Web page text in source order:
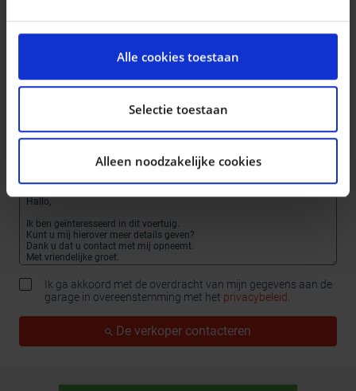
personaliseren, om functies voor social media te
bieden en om ons websiteverkeer te analyseren. Ook
delen we informatie over uw gebruik van onze site met
onze partners voor social media, adverteren en
combineren met andere informatie die u aan ze heeft
verstrekt of die ze hebben verzameld op basis van uw
gebruik van hun services.
Alle cookies toestaan
Selectie toestaan
Alleen noodzakelijke cookies
Meneer Mevrouw
Ik ga akkoord met de overdracht van mijn gegevens aan de
garage in overeenstemming met het privacybeleid.
De verkoper contacteren